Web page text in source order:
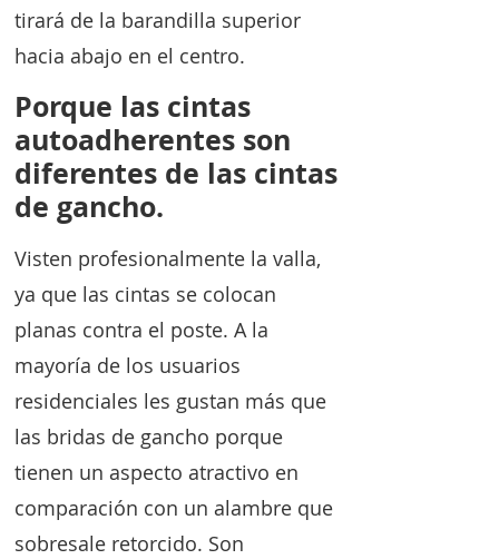
tirará de la barandilla superior
hacia abajo en el centro.
Porque las cintas
autoadherentes son
diferentes de las cintas
de gancho.
Visten profesionalmente la valla,
ya que las cintas se colocan
planas contra el poste. A la
mayoría de los usuarios
residenciales les gustan más que
las bridas de gancho porque
tienen un aspecto atractivo en
comparación con un alambre que
sobresale retorcido. Son